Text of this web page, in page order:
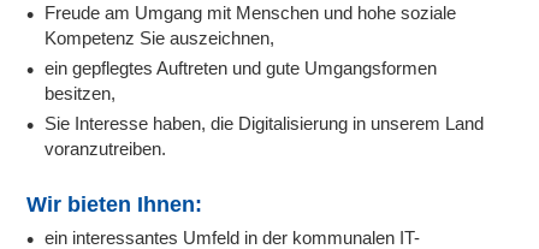
Freude am Umgang mit Menschen und hohe soziale
Kompetenz Sie auszeichnen,
ein gepflegtes Auftreten und gute Umgangsformen
besitzen,
Sie Interesse haben, die Digitalisierung in unserem Land
voranzutreiben.
Wir bieten Ihnen:
ein interessantes Umfeld in der kommunalen IT-